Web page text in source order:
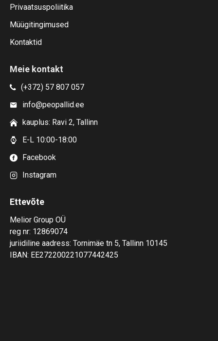
Privaatsuspoliitika
Müügitingimused
Kontaktid
Meie kontakt
(+372) 57 807 057
info@peopallid.ee
kauplus: Ravi 2, Tallinn
E-L 10:00-18:00
Facebook
Instagram
Ettevõte
Melior Group OÜ
reg nr: 12869074
juriidiline aadress: Tornimäe tn 5, Tallinn 10145
IBAN: EE272200221077442425